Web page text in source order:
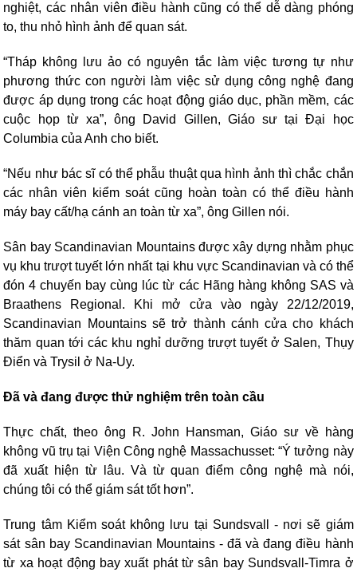
nghiệt, các nhân viên điều hành cũng có thể dễ dàng phóng
to, thu nhỏ hình ảnh để quan sát.
“Tháp không lưu ảo có nguyên tắc làm việc tương tự như
phương thức con người làm việc sử dụng công nghệ đang
được áp dụng trong các hoạt động giáo dục, phần mềm, các
cuộc họp từ xa”, ông David Gillen, Giáo sư tại Đại học
Columbia của Anh cho biết.
“Nếu như bác sĩ có thể phẫu thuật qua hình ảnh thì chắc chắn
các nhân viên kiểm soát cũng hoàn toàn có thể điều hành
máy bay cất/hạ cánh an toàn từ xa”, ông Gillen nói.
Sân bay Scandinavian Mountains được xây dựng nhằm phục
vụ khu trượt tuyết lớn nhất tại khu vực Scandinavian và có thể
đón 4 chuyến bay cùng lúc từ các Hãng hàng không SAS và
Braathens Regional. Khi mở cửa vào ngày 22/12/2019,
Scandinavian Mountains sẽ trở thành cánh cửa cho khách
thăm quan tới các khu nghỉ dưỡng trượt tuyết ở Salen, Thụy
Điển và Trysil ở Na-Uy.
Đã và đang được thử nghiệm trên toàn cầu
Thực chất, theo ông R. John Hansman, Giáo sư về hàng
không vũ trụ tại Viện Công nghệ Massachusset: “Ý tưởng này
đã xuất hiện từ lâu. Và từ quan điểm công nghệ mà nói,
chúng tôi có thể giám sát tốt hơn”.
Trung tâm Kiểm soát không lưu tại Sundsvall - nơi sẽ giám
sát sân bay Scandinavian Mountains- đã và đang điều hành
từ xa hoạt động bay xuất phát từ sân bay Sundsvall-Timra ở